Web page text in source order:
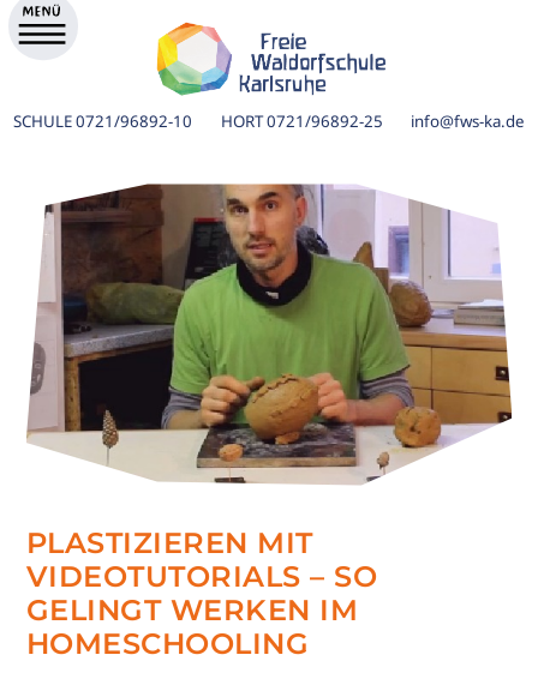
SCHULE0721/96892-10 HORT0721/96892-25 info@fws-ka.de
PLASTIZIEREN MIT
VIDEOTUTORIALS – SO
GELINGT WERKEN IM
HOMESCHOOLING